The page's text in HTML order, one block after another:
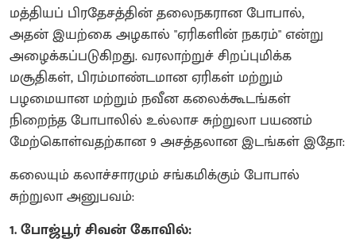
மத்தியப் பிரதேசத்தின் தலைநகரான போபால்,
அதன் இயற்கை அழகால் "ஏரிகளின் நகரம்" என்று
அழைக்கப்படுகிறது. வரலாற்றுச் சிறப்புமிக்க
மசூதிகள், பிரம்மாண்டமான ஏரிகள் மற்றும்
பழமையான மற்றும் நவீன கலைக்கூடங்கள்
நிறைந்த போபாலில் உல்லாச சுற்றுலா பயணம்
மேற்கொள்வதற்கான 9 அசத்தலான இடங்கள் இதோ:
கலையும் கலாச்சாரமும் சங்கமிக்கும் போபால்
சுற்றுலா அனுபவம்:
1. போஜ்பூர் சிவன் கோவில்: